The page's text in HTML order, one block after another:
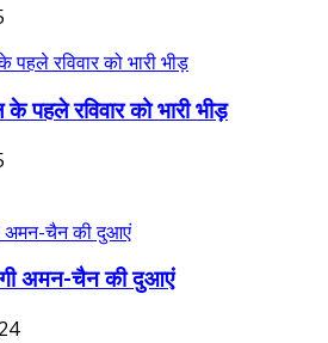
पहले रविवार को भारी भीड़
अमन-चैन की दुआएं